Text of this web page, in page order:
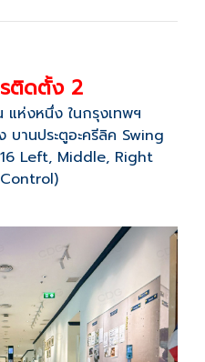
ติดตั้ง 2
ห่งหนึ่ง ในกรุงเทพฯ
บานประตูอะครีลิค Swing
Left, Middle, Right